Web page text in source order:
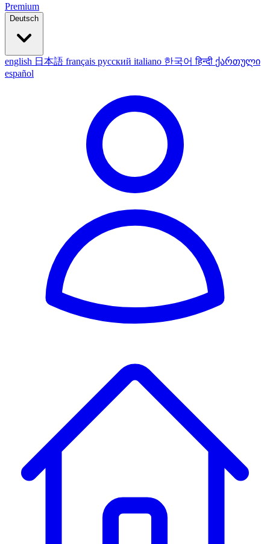
Premium
Deutsch
english 日本語 français русский italiano 한국어हिन्दी ქართული
español